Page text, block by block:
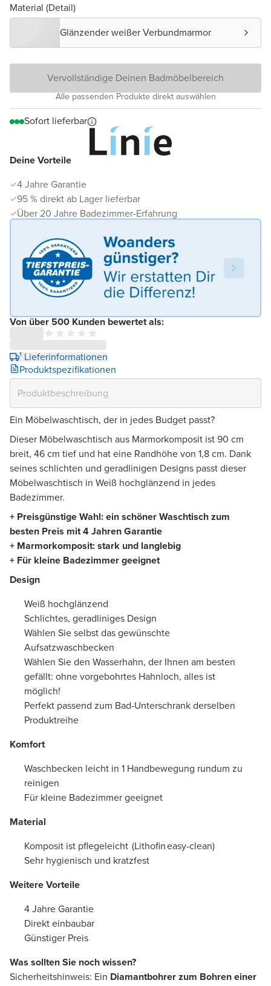
Deine Vorteile
4 Jahre Garantie
95 % direkt ab Lager lieferbar
Über 20 Jahre Badezimmer-Erfahrung
Von über 500 Kunden bewertet als:
¹ Lieferinformationen
Produktspezifikationen
Material (Detail)
Glänzender weißer Verbundmarmor
Vervollständige Deinen Badmöbelbereich
Alle passenden Produkte direkt auswählen
Sofort lieferbar
Ein Möbelwaschtisch, der in jedes Budget passt?
Dieser Möbelwaschtisch aus Marmorkomposit ist 90 cm
breit, 46 cm tief und hat eine Randhöhe von 1,8 cm. Dank
seines schlichten und geradlinigen Designs passt dieser
Möbelwaschtisch in Weiß hochglänzend in jedes
Badezimmer.
+ Preisgünstige Wahl: ein schöner Waschtisch zum
besten Preis mit 4 Jahren Garantie
+ Marmorkomposit: stark und langlebig
+ Für kleine Badezimmer geeignet
Design
Weiß hochglänzend
Schlichtes, geradliniges Design
Wählen Sie selbst das gewünschte
Aufsatzwaschbecken
Wählen Sie den Wasserhahn, der Ihnen am besten
gefällt: ohne vorgebohrtes Hahnloch, alles ist
möglich!
Perfekt passend zum Bad-Unterschrank derselben
Produktreihe
Komfort
Waschbecken leicht in 1 Handbewegung rundum zu
reinigen
Für kleine Badezimmer geeignet
Material
Komposit ist pflegeleicht (Lithofin easy-clean)
Sehr hygienisch und kratzfest
Weitere Vorteile
4 Jahre Garantie
Direkt einbaubar
Günstiger Preis
Was sollten Sie noch wissen?
Sicherheitshinweis: Ein Diamantbohrer zum Bohren einer